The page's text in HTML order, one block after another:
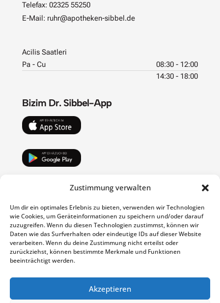
Zustimmung verwalten
Um dir ein optimales Erlebnis zu bieten, verwenden wir Technologien
wie Cookies, um Geräteinformationen zu speichern und/oder darauf
zuzugreifen. Wenn du diesen Technologien zustimmst, können wir
Daten wie das Surfverhalten oder eindeutige IDs auf dieser Website
verarbeiten. Wenn du deine Zustimmung nicht erteilst oder
zurückziehst, können bestimmte Merkmale und Funktionen
beeinträchtigt werden.
Akzeptieren
Telefax: 02325 55250
E-Mail: ruhr@apotheken-sibbel.de
Acilis Saatleri
Pa - Cu
08:30 - 12:00
14:30 - 18:00
Bizim Dr. Sibbel-App
Biz PAYBACK ortagiyiz
daha fazla baglanti